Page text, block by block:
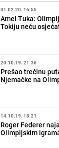
01.02.20. 16:55
Amel Tuka:
Tokiju neću
20.10.19. 21:36
Prešao trećinu
Njemačke na
14.10.19. 18:21
Roger Federer
Olimpijskim